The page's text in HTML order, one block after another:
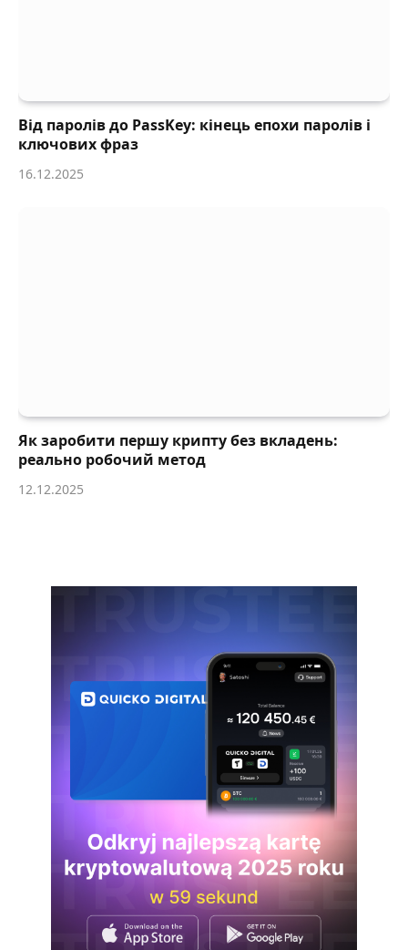
Від паролів до PassKey: кінець епохи паролів і
ключових фраз
16.12.2025
Як заробити першу крипту без вкладень:
реально робочий метод
12.12.2025